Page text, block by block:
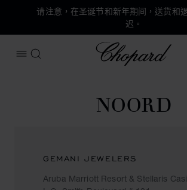
请注意，在圣诞节和新年期间，送货和
迟。
打开菜单
搜索
Chopard
NOORD
GEMANI JEWELERS
Aruba Marriott Resort & Stellaris